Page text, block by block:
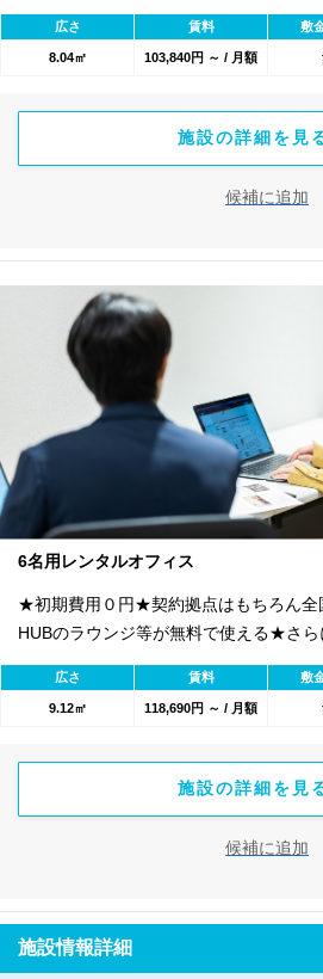
1800のワークスペースが利用可能★
広さ 賃料 敷
8.04㎡ 103,840円 ～ / 月額
施設の詳細を見
候補に追加
6名用レンタルオフィス
★初期費用０円★契約拠点はもちろん全
HUBのラウンジ等が無料で使える★さ
1800のワークスペースが利用可能★
広さ 賃料 敷
9.12㎡ 118,690円 ～ / 月額
施設の詳細を見
候補に追加
施設情報詳細